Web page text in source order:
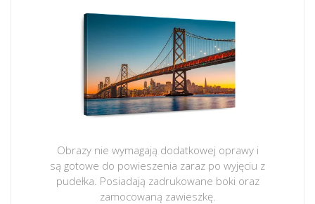
Obrazy nie wymagają dodatkowej oprawy i
są gotowe do powieszenia zaraz po wyjęciu z
pudełka. Posiadają zadrukowane boki oraz
zamocowaną zawieszkę.